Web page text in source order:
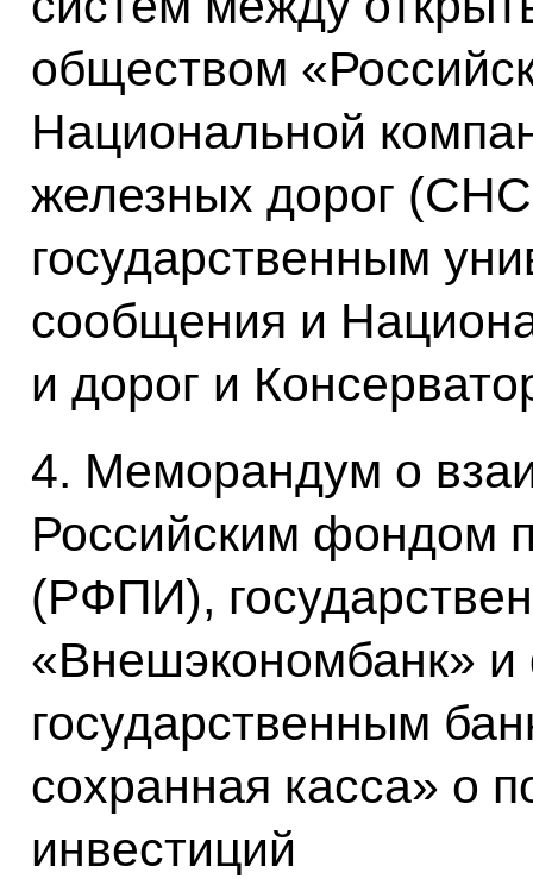
обществом
Национальной
железных дорог
государственным
сообщения и
и дорог и
4. Меморандум о
Российским фондом
(РФПИ),
«Внешэкономбанк»
государственным
сохранная касса» о
инвестиций